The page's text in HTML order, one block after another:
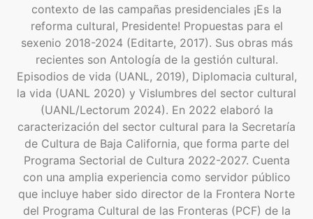
contexto de las campañas presidenciales ¡Es la
reforma cultural, Presidente! Propuestas para el
sexenio 2018-2024 (Editarte, 2017). Sus obras más
recientes son Antología de la gestión cultural.
Episodios de vida (UANL, 2019), Diplomacia cultural,
la vida (UANL 2020) y Vislumbres del sector cultural
(UANL/Lectorum 2024). En 2022 elaboró la
caracterización del sector cultural para la Secretaría
de Cultura de Baja California, que forma parte del
Programa Sectorial de Cultura 2022-2027. Cuenta
con una amplia experiencia como servidor público
que incluye haber sido director de la Frontera Norte
del Programa Cultural de las Fronteras (PCF) de la